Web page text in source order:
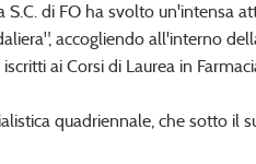
S.C. di FO ha svolto un'intensa
accogliendo all'interno
ai Corsi di Laurea in
quadriennale, che sotto il